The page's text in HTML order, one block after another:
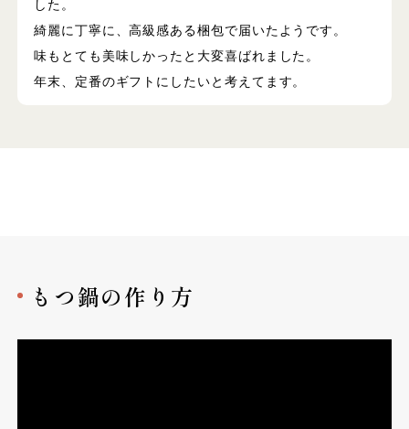
した。
綺麗に丁寧に、高級感ある梱包で届いたようです。
味もとても美味しかったと大変喜ばれました。
年末、定番のギフトにしたいと考えてます。
もつ鍋の作り方